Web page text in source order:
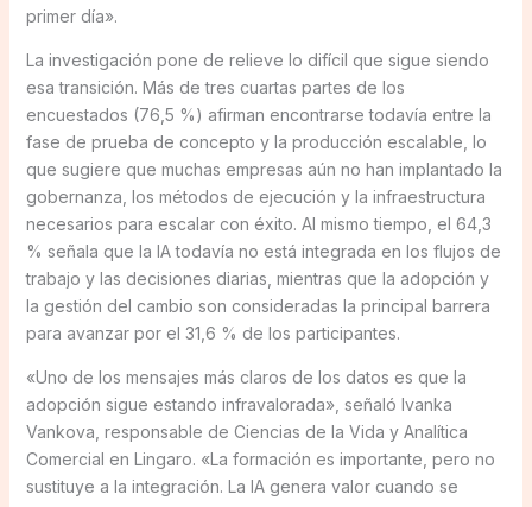
primer día».
La investigación pone de relieve lo difícil que sigue siendo
esa transición. Más de tres cuartas partes de los
encuestados (76,5 %) afirman encontrarse todavía entre la
fase de prueba de concepto y la producción escalable, lo
que sugiere que muchas empresas aún no han implantado la
gobernanza, los métodos de ejecución y la infraestructura
necesarios para escalar con éxito. Al mismo tiempo, el 64,3
% señala que la IA todavía no está integrada en los flujos de
trabajo y las decisiones diarias, mientras que la adopción y
la gestión del cambio son consideradas la principal barrera
para avanzar por el 31,6 % de los participantes.
«Uno de los mensajes más claros de los datos es que la
adopción sigue estando infravalorada», señaló Ivanka
Vankova, responsable de Ciencias de la Vida y Analítica
Comercial en Lingaro. «La formación es importante, pero no
sustituye a la integración. La IA genera valor cuando se